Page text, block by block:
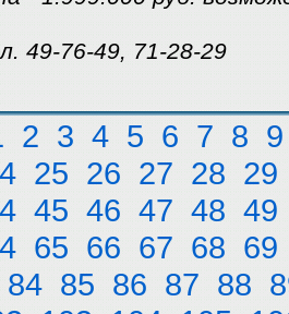
49-76-49, 71-28-29
2 3 4 5 6 7 8 9
25 26 27 28 29
45 46 47 48 49
65 66 67 68 69
84 85 86 87 88